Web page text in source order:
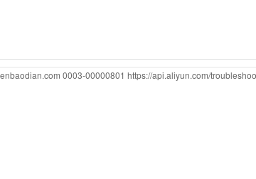
0003-00000801 https://api.aliyun.com/